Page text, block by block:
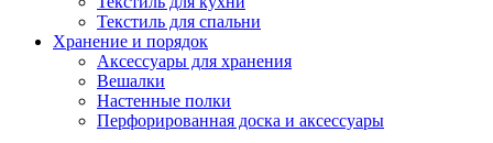
Текстиль для спальни
Хранение и порядок
Аксессуары для хранения
Вешалки
Настенные полки
Перфорированная доска и аксессуары